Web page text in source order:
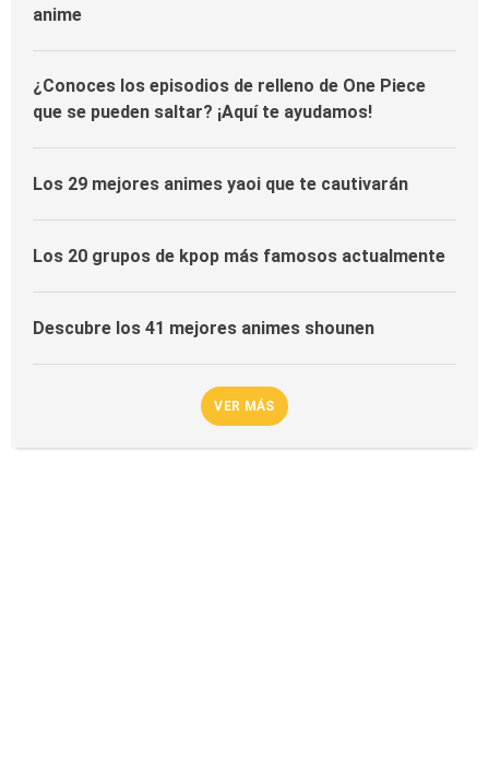
anime
¿Conoces los episodios de relleno de One Piece
que se pueden saltar? ¡Aquí te ayudamos!
Los 29 mejores animes yaoi que te cautivarán
Los 20 grupos de kpop más famosos actualmente
Descubre los 41 mejores animes shounen
VER MÁS